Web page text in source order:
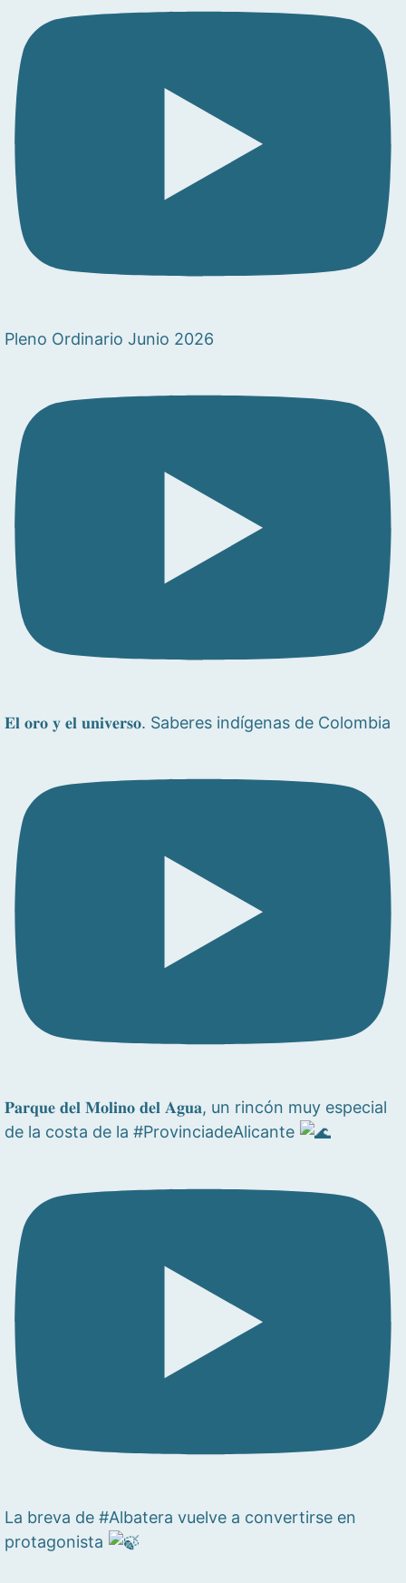
Pleno Ordinario Junio 2026
𝐄𝐥 𝐨𝐫𝐨 𝐲 𝐞𝐥 𝐮𝐧𝐢𝐯𝐞𝐫𝐬𝐨. Saberes indígenas de Colombia
𝐏𝐚𝐫𝐪𝐮𝐞 𝐝𝐞𝐥 𝐌𝐨𝐥𝐢𝐧𝐨 𝐝𝐞𝐥 𝐀𝐠𝐮𝐚, un rincón muy especial
de la costa de la #ProvinciadeAlicante
La breva de #Albatera vuelve a convertirse en
protagonista